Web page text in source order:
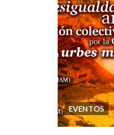
EVENTOS